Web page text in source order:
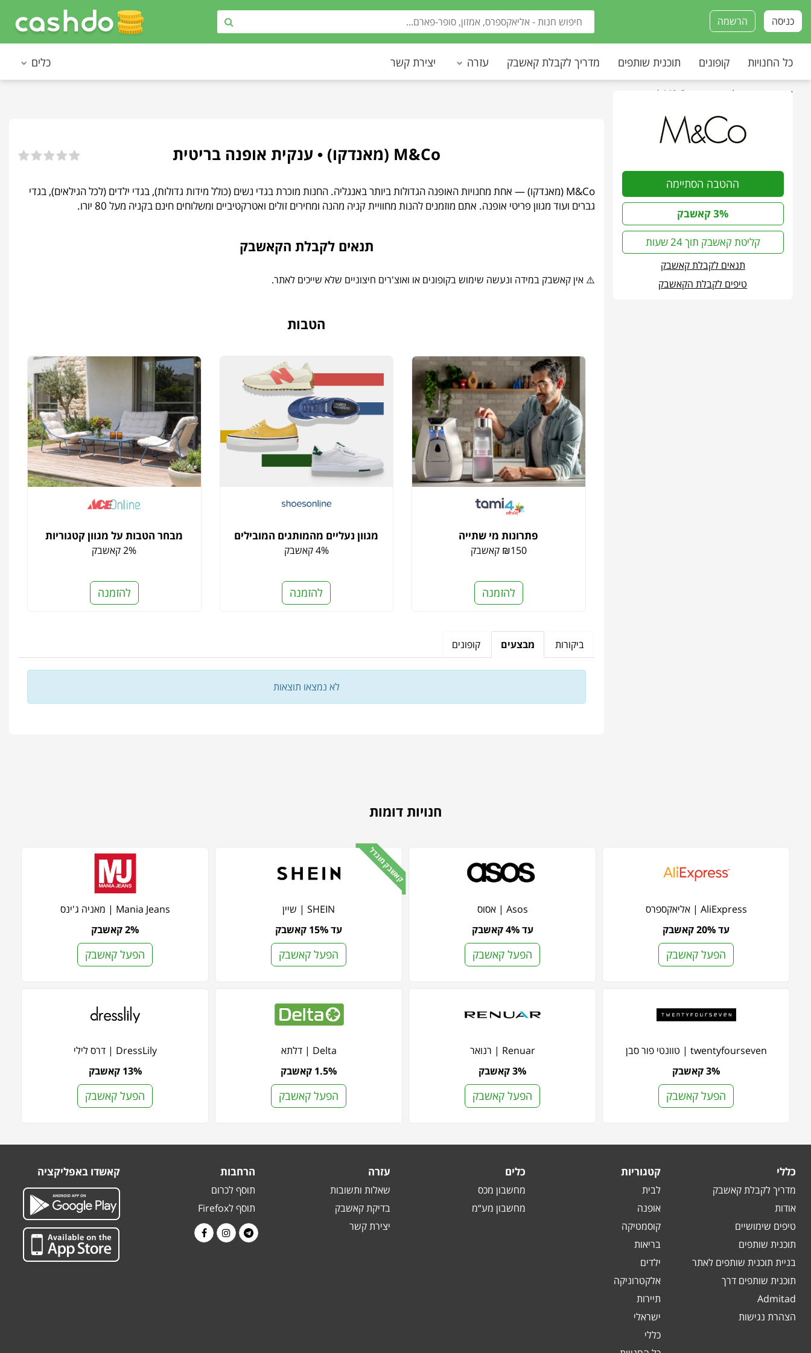
הרשמה כניסה
כל החנויות קופונים תוכנית שותפים מדריך לקבלת קאשבק עזרה יצירת קשר כלים
עמוד הבית כל החנויות M&Co | מאנקו
ההטבה הסתיימה
3% קאשבק
קליטת קאשבק תוך 24 שעות
תנאים לקבלת קאשבק
טיפים לקבלת הקאשבק
M&Co (מאנדקו) • ענקית אופנה בריטית
M&Co (מאנדקו) — אחת מחנויות האופנה הגדולות ביותר באנגליה. החנות מוכרת בגדי נשים (כולל מידות גדולות), בגדי ילדים (לכל הגילאים), בגדי
גברים ועוד מגוון פריטי אופנה. אתם מוזמנים להנות מחוויית קניה מהנה ומחירים זולים ואטרקטיביים ומשלוחים חינם בקניה מעל 80 יורו.
תנאים לקבלת הקאשבק
⚠️ אין קאשבק במידה ונעשה שימוש בקופונים או ואוצ'רים חיצוניים שלא שייכים לאתר.
הטבות
פתרונות מי שתייה
₪150 קאשבק
להזמנה
מגוון נעליים מהמותגים המובילים
4% קאשבק
להזמנה
מבחר הטבות על מגוון קטגוריות
2% קאשבק
להזמנה
ביקורות מבצעים קופונים
לא נמצאו תוצאות
חנויות דומות
AliExpress | אליאקספרס
עד 20% קאשבק
הפעל קאשבק
Asos | אסוס
עד 4% קאשבק
הפעל קאשבק
קאשבק מוגדל
SHEIN | שיין
עד 15% קאשבק
הפעל קאשבק
Mania Jeans | מאניה ג'ינס
2% קאשבק
הפעל קאשבק
twentyfourseven | טוונטי פור סבן
3% קאשבק
הפעל קאשבק
Renuar | רנואר
3% קאשבק
הפעל קאשבק
Delta | דלתא
1.5% קאשבק
הפעל קאשבק
DressLily | דרס לילי
13% קאשבק
הפעל קאשבק
כללי
מדריך לקבלת קאשבק
אודות
טיפים שימושיים
תוכנית שותפים
בניית תוכנית שותפים לאתר
תוכנית שותפים דרך
Admitad
הצהרת נגישות
קטגוריות
לבית
אופנה
קוסמטיקה
בריאות
ילדים
אלקטרוניקה
תיירות
ישראלי
כללי
כלים
מחשבון מכס
מחשבון מע“מ
עזרה
שאלות ותשובות
בדיקת קאשבק
יצירת קשר
הרחבות
תוסף לכרום
תוסף לFirefox
קאשדו באפליקציה